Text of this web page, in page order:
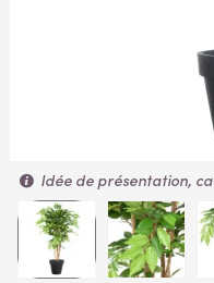
Idée de présentation,